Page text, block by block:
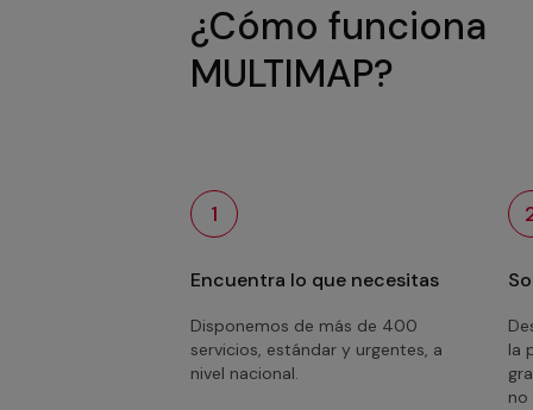
¿Cómo funciona
MULTIMAP?
1
Encuentra lo que necesitas
Disponemos de más de 400
servicios, estándar y urgentes, a
nivel nacional.
la
no